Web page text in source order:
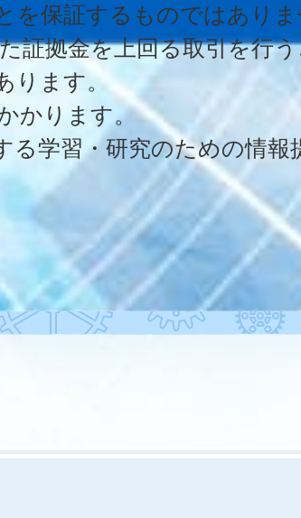
を保証するものではあり
証拠金を上回る取引を行
ります。
かります。
る学習・研究のための情